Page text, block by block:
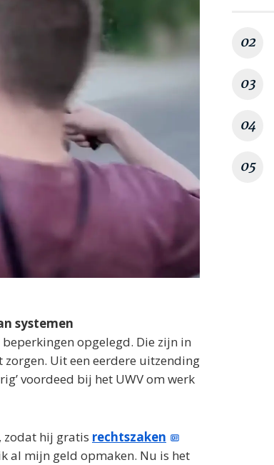
systemen
opgelegd. Die zijn in
Uit een eerdere uitzending
voordeed bij het UWV om werk
zodat hij gratis rechtszaken
al mijn geld opmaken. Nu is het